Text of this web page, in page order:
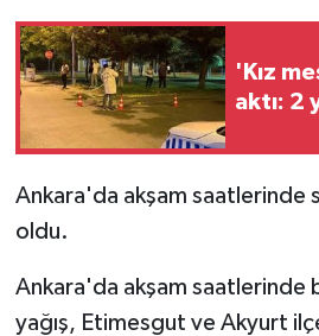
'Kız
aktı: 2
Ankara'da akşam saatlerinde
oldu.
Ankara'da akşam saatlerinde
yağış, Etimesgut ve Akyurt